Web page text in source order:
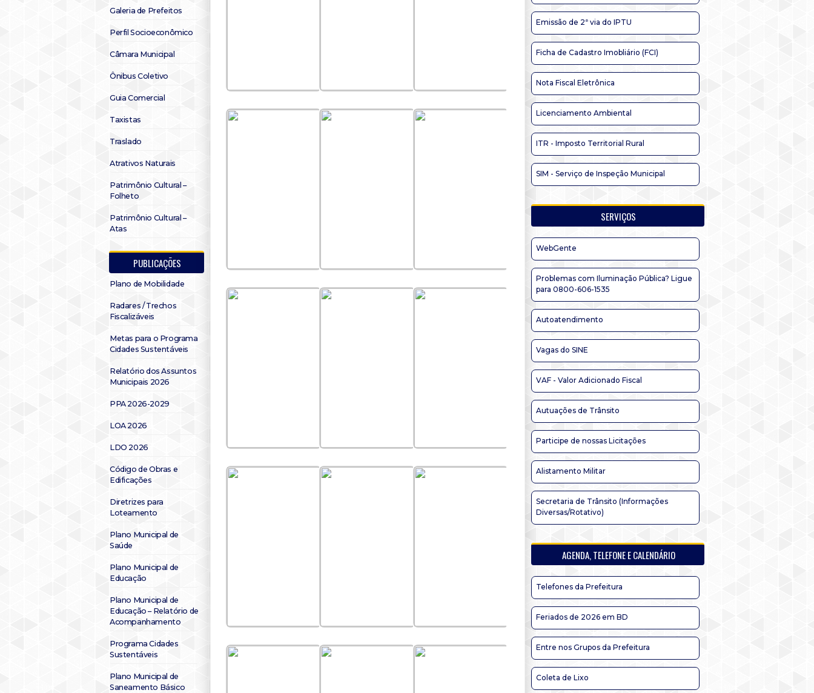
Galeria de Prefeitos
Perfil Socioeconômico
Câmara Municipal
Ônibus Coletivo
Guia Comercial
Taxistas
Traslado
Atrativos Naturais
Patrimônio Cultural –
Folheto
Patrimônio Cultural –
Atas
PUBLICAÇÕES
Plano de Mobilidade
Radares / Trechos
Fiscalizáveis
Metas para o Programa
Cidades Sustentáveis
Relatório dos Assuntos
Municipais 2026
PPA 2026-2029
LOA 2026
LDO 2026
Código de Obras e
Edificações
Diretrizes para
Loteamento
Plano Municipal de
Saúde
Plano Municipal de
Educação
Plano Municipal de
Educação – Relatório de
Acompanhamento
Programa Cidades
Sustentáveis
Plano Municipal de
Saneamento Básico
Emissão de 2ª via do IPTU
Ficha de Cadastro Imobliário (FCI)
Nota Fiscal Eletrônica
Licenciamento Ambiental
ITR - Imposto Territorial Rural
SIM - Serviço de Inspeção Municipal
SERVIÇOS
WebGente
Problemas com Iluminação Pública? Ligue
para 0800-606-1535
Autoatendimento
Vagas do SINE
VAF - Valor Adicionado Fiscal
Autuações de Trânsito
Participe de nossas Licitações
Alistamento Militar
Secretaria de Trânsito (Informações
Diversas/Rotativo)
AGENDA, TELEFONE E CALENDÁRIO
Telefones da Prefeitura
Feriados de 2026 em BD
Entre nos Grupos da Prefeitura
Coleta de Lixo